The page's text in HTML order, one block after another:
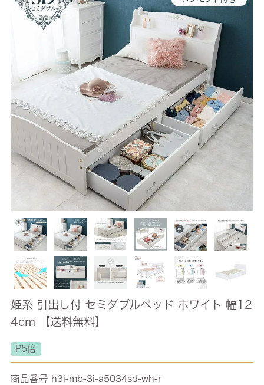
姫系 引出し付 セミダブルベッド ホワイト 幅12
4cm 【送料無料】
P5倍
商品番号 h3i-mb-3i-a5034sd-wh-r